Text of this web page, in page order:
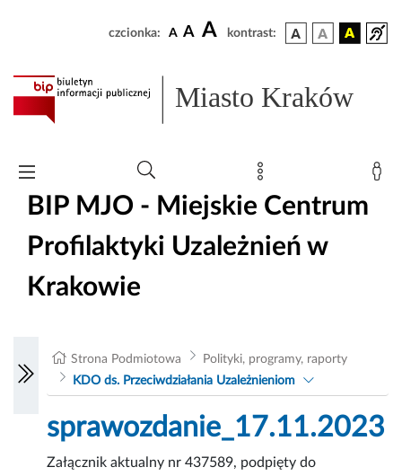
czcionka: A A A kontrast:
Miasto Kraków
BIP MJO - Miejskie Centrum
Profilaktyki Uzależnień w
Krakowie
Strona Podmiotowa
Polityki, programy, raporty
KDO ds. Przeciwdziałania Uzależnieniom
sprawozdanie_17.11.2023
Załącznik aktualny nr 437589, podpięty do